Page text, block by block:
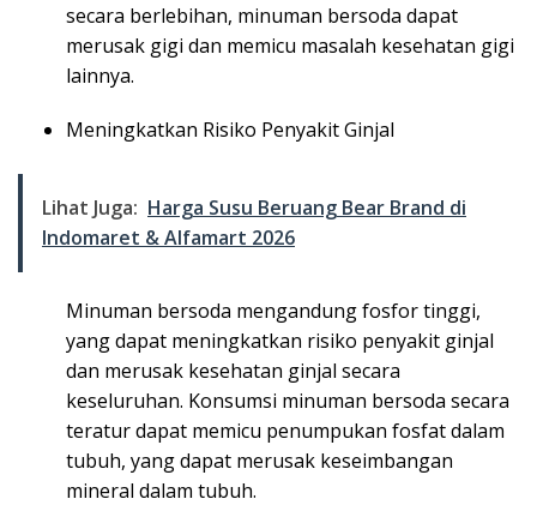
secara berlebihan, minuman bersoda dapat
merusak gigi dan memicu masalah kesehatan gigi
lainnya.
Meningkatkan Risiko Penyakit Ginjal
Lihat Juga: Harga Susu Beruang Bear Brand di
Indomaret & Alfamart 2026
Minuman bersoda mengandung fosfor tinggi,
yang dapat meningkatkan risiko penyakit ginjal
dan merusak kesehatan ginjal secara
keseluruhan. Konsumsi minuman bersoda secara
teratur dapat memicu penumpukan fosfat dalam
tubuh, yang dapat merusak keseimbangan
mineral dalam tubuh.